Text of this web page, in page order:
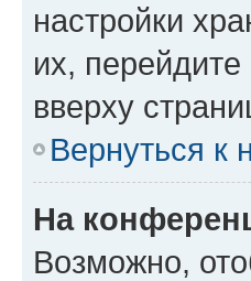
настройки
их,
вверху
Вернуться к
На
Возможно,